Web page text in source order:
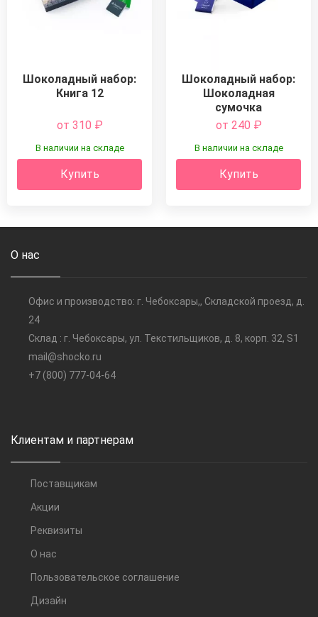
Шоколадный набор:
Книга 12
от 310 ₽
В наличии на складе
Купить
Шоколадный набор:
Шоколадная
сумочка
от 240 ₽
В наличии на складе
Купить
О нас
Офис и производство: г. Чебоксары,, Складской проезд, д.
24
Склад : г. Чебоксары, ул. Текстильщиков, д. 8, корп. 32, S1
mail@shocko.ru
+7 (800) 777-04-64
Клиентам и партнерам
Поставщикам
Акции
Реквизиты
О нас
Пользовательское соглашение
Дизайн